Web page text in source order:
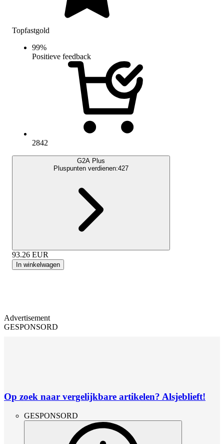
Topfastgold
99%
Positieve feedback
2842
G2A Plus
Pluspunten verdienen:427
93.26 EUR
In winkelwagen
Advertisement
GESPONSORD
Op zoek naar vergelijkbare artikelen? Alsjeblieft!
GESPONSORD